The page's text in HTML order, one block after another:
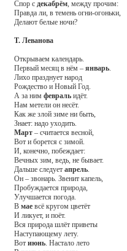
Спор с декабрём, между прочим:
Правда ли, в темень огни-огоньки,
Делают белые ночи?
Т. Леванова
Открываем календарь.
Первый месяц в нём – январь.
Лихо празднует народ
Рождество и Новый Год.
А за ним февральидёт.
Нам метели он несёт.
Как же злой зиме ни быть,
Знает: надо уходить.
Март– считается весной,
Вот и борется с зимой.
И, конечно, побеждает:
Вечных зим, ведь, не бывает.
Дальше следует апрель.
Он – звонарь. Звенит капель,
Пробуждается природа,
Улучшается погода.
В маевсё кругом цветёт
И ликует, и поёт.
Вся природа шлёт приветы
Наступающему лету.
Вот июнь. Настало лето